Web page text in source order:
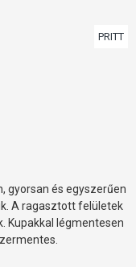
PRITT
gyorsan és egyszerűen
A ragasztott felületek
Kupakkal légmentesen